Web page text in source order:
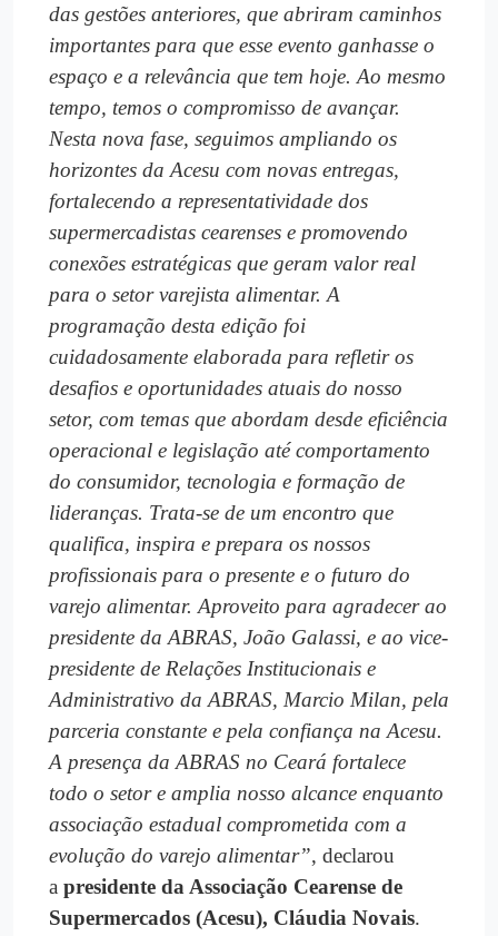
das gestões anteriores, que abriram caminhos
importantes para que esse evento ganhasse o
espaço e a relevância que tem hoje. Ao mesmo
tempo, temos o compromisso de avançar.
Nesta nova fase, seguimos ampliando os
horizontes da Acesu com novas entregas,
fortalecendo a representatividade dos
supermercadistas cearenses e promovendo
conexões estratégicas que geram valor real
para o setor varejista alimentar. A
programação desta edição foi
cuidadosamente elaborada para refletir os
desafios e oportunidades atuais do nosso
setor, com temas que abordam desde eficiência
operacional e legislação até comportamento
do consumidor, tecnologia e formação de
lideranças. Trata-se de um encontro que
qualifica, inspira e prepara os nossos
profissionais para o presente e o futuro do
varejo alimentar. Aproveito para agradecer ao
presidente da ABRAS, João Galassi, e ao vice-
presidente de Relações Institucionais e
Administrativo da ABRAS, Marcio Milan, pela
parceria constante e pela confiança na Acesu.
A presença da ABRAS no Ceará fortalece
todo o setor e amplia nosso alcance enquanto
associação estadual comprometida com a
evolução do varejo alimentar”, declarou
a presidente da Associação Cearense de
Supermercados (Acesu), Cláudia Novais.